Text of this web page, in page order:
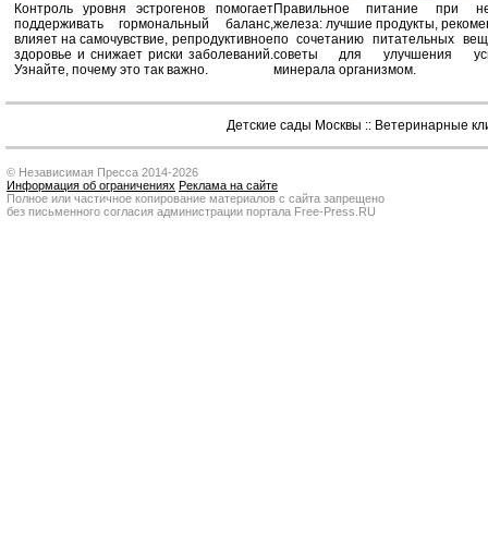
Контроль уровня эстрогенов помогает
поддерживать гормональный баланс,
влияет на самочувствие, репродуктивное
здоровье и снижает риски заболеваний.
Узнайте, почему это так важно.
Правильное питание при
железа: лучшие продукты,
по сочетанию питательных
советы для улучшения
минерала организмом.
Детские сады Москвы :: Ветеринарные
© Независимая Пресса 2014-2026
Информация об ограничениях Реклама на сайте
Полное или частичное копирование материалов с сайта запрещено
без письменного согласия администрации портала Free-Press.RU